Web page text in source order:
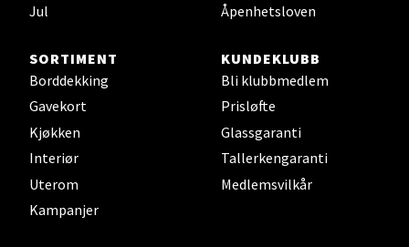
Jul
Åpenhetsloven
SORTIMENT
Borddekking
Gavekort
Kjøkken
Interiør
Uterom
Kampanjer
KUNDEKLUBB
Bli klubbmedlem
Prisløfte
Glassgaranti
Tallerkengaranti
Medlemsvilkår
Trondheim - Sirkus Shopping
Falkenborgveien 5, 7044 Trondheim
Åpent i dag 09-20
0 i butikk